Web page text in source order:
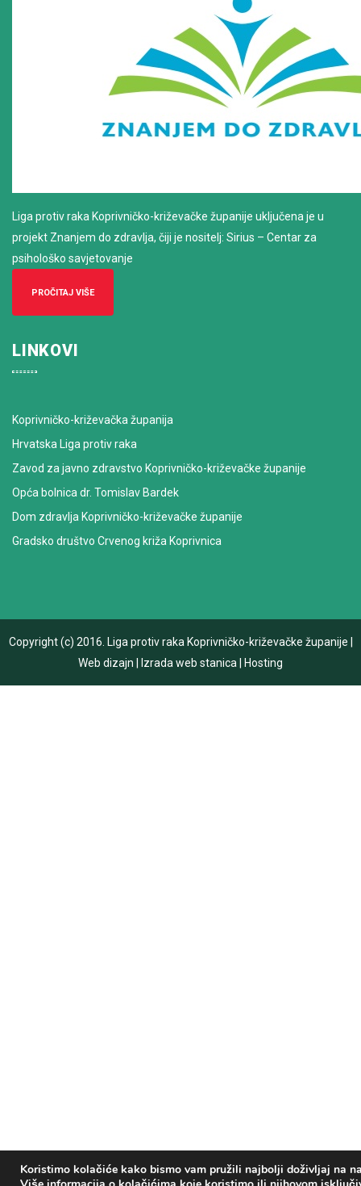
Koristimo kolačiće kako bismo vam pružili najbolji doživljaj na
Liga protiv raka Koprivničko-križevačke županije uključena je u
projekt Znanjem do zdravlja, čiji je nositelj: Sirius – Centar za
psihološko savjetovanje
PROČITAJ VIŠE
LINKOVI
Koprivničko-križevačka županija
Hrvatska Liga protiv raka
Zavod za javno zdravstvo Koprivničko-križevačke županije
Opća bolnica dr. Tomislav Bardek
Dom zdravlja Koprivničko-križevačke županije
Gradsko društvo Crvenog križa Koprivnica
Copyright (c) 2016. Liga protiv raka Koprivničko-križevačke županije
Web dizajn
Izrada web stanica Hosting